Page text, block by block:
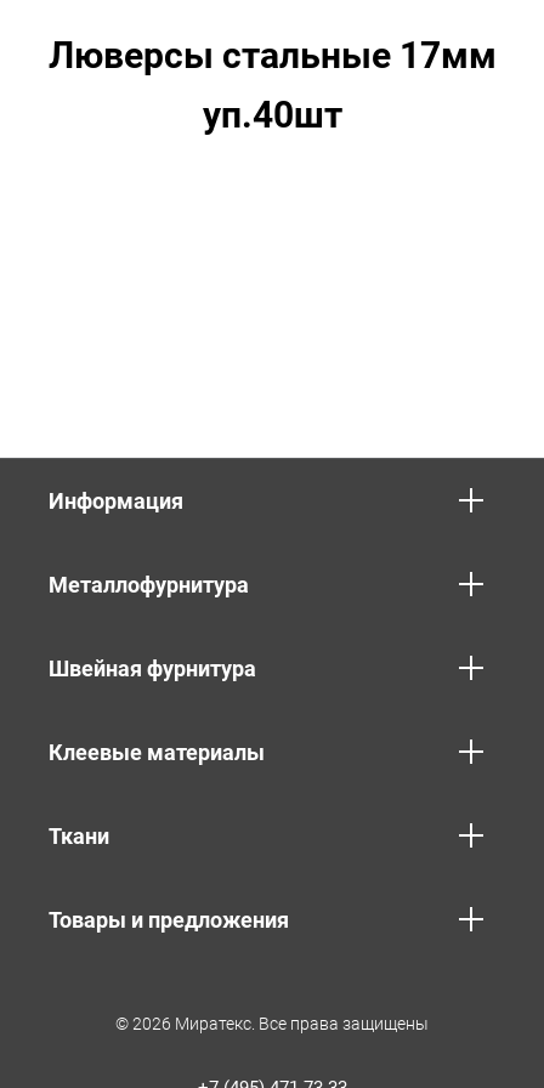
Люверсы стальные 17мм
уп.40шт
Информация
Металлофурнитура
Швейная фурнитура
Клеевые материалы
Ткани
Товары и предложения
© 2026 Миратекс. Все права защищены